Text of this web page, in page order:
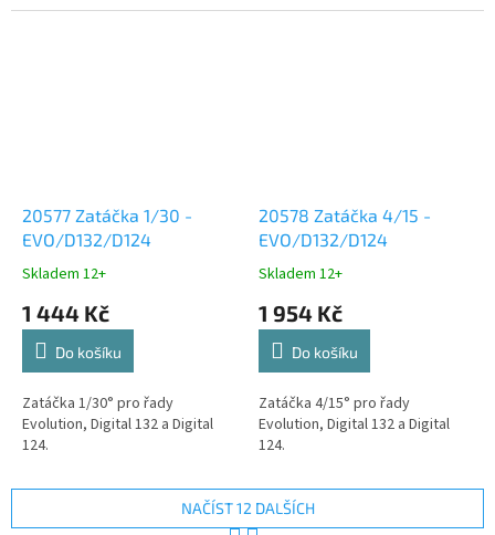
20577 Zatáčka 1/30 -
EVO/D132/D124
Skladem 12+
1 444 Kč
Do košíku
Zatáčka 1/30° pro řady
Evolution, Digital 132 a Digital
124.
20578 Zatáčka 4/15 -
EVO/D132/D124
Skladem 12+
1 954 Kč
Do košíku
Zatáčka 4/15° pro řady
Evolution, Digital 132 a Digital
124.
NAČÍST 12 DALŠÍCH